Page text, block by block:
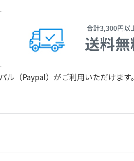
（Paypal）がご利用いただけます。